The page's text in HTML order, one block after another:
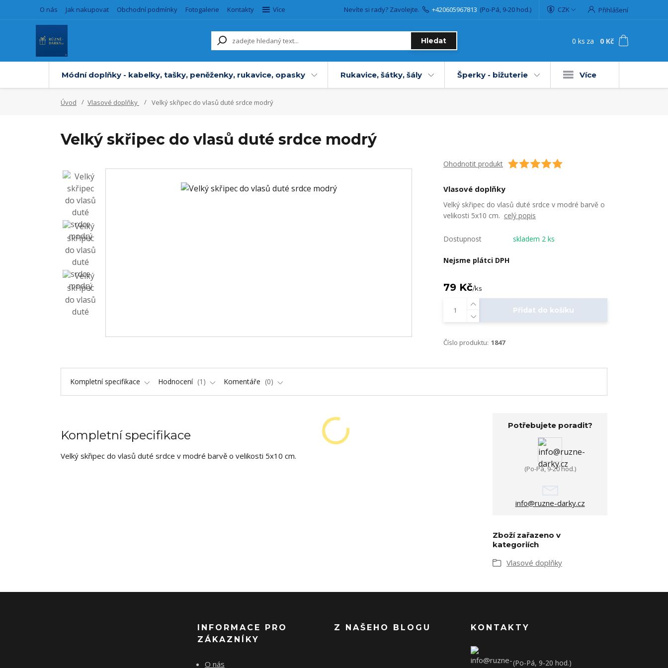
O nás Jak nakupovat Obchodní podmínky Fotogalerie Kontakty Více CZK Přihlášení
Hledat
Nevíte si rady? Zavolejte. +420605967813 (Po-Pá, 9-20 hod.)
0 ks za 0 Kč
Módní doplňky - kabelky, tašky, peněženky, rukavice, opasky Rukavice, šátky, šály Šperky - bižuterie Více
Úvod Vlasové doplňky Velký skřipec do vlasů duté srdce modrý
Velký skřipec do vlasů duté srdce modrý
Ohodnotit produkt
Vlasové doplňky
Velký skřipec do vlasů duté srdce v modré barvě o
velikosti 5x10 cm. celý popis
Dostupnost skladem 2 ks
Nejsme plátci DPH
79 Kč/ks
Přidat do košíku
Číslo produktu: 1847
Kompletní specifikace Hodnocení 1 Komentáře 0
Kompletní specifikace
Velký skřipec do vlasů duté srdce v modré barvě o velikosti 5x10 cm.
Potřebujete poradit?
(Po-Pá, 9-20 hod.)
info@ruzne-darky.cz
Zboží zařazeno v
kategoriích
Vlasové doplňky
INFORMACE PRO
ZÁKAZNÍKY
O nás
Z NAŠEHO BLOGU KONTAKTY
(Po-Pá, 9-20 hod.)